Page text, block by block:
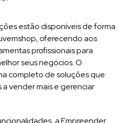
estão disponíveis de forma
oferecendo aos
profissionais para
seus negócios. O
completo de soluções que
a vender mais e gerenciar
a Empreender